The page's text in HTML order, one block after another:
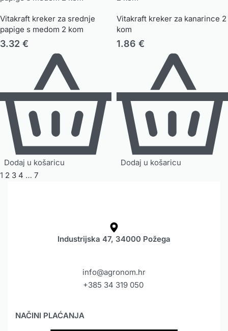
Vitakraft kreker za srednje
papige s medom 2 kom
3.32 €
Dodaj u košaricu
Vitakraft kreker za kanarince 2
kom
1.86 €
Dodaj u košaricu
1 2 3 4 … 7
Industrijska 47, 34000 Požega
info@agronom.hr
+385 34 319 050
NAČINI PLAĆANJA